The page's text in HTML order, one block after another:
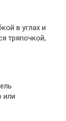
в углах и
тряпочкой,
или